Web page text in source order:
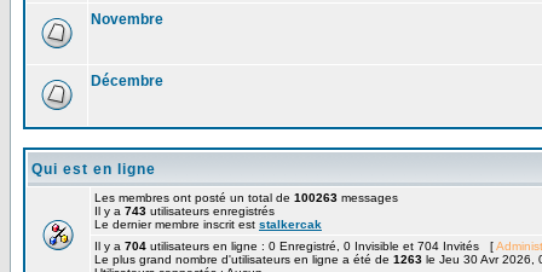
Novembre
Décembre
Qui est en ligne
Les membres ont posté un total de 100263 messages
Il y a 743 utilisateurs enregistrés
Le dernier membre inscrit est stalkercak
Il y a 704 utilisateurs en ligne : 0 Enregistré, 0 Invisible et 704 Invités [
Le plus grand nombre d'utilisateurs en ligne a été de 1263 le Jeu 30 Avr 2026,